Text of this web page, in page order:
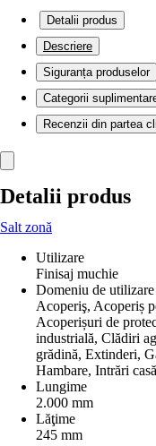
Detalii produs
Descriere
Siguranța produselor
Categorii
Recenzii din partea
Detalii produs
Salt zonă
Utilizare
Finisaj muchie
Domeniu de utilizare
Acoperiş, Acoperiș
Acoperișuri de
industrială, Clădiri
grădină, Extinderi,
Hambare, Intrări casă
Lungime
2.000 mm
Lăţime
245 mm